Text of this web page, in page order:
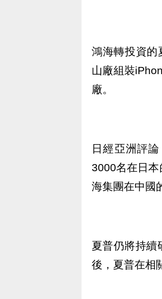
鴻海轉投資的
山廠組裝
廠。
日經亞洲評
3000名在日
海集團在中國
夏普仍將持續
後，夏普在相